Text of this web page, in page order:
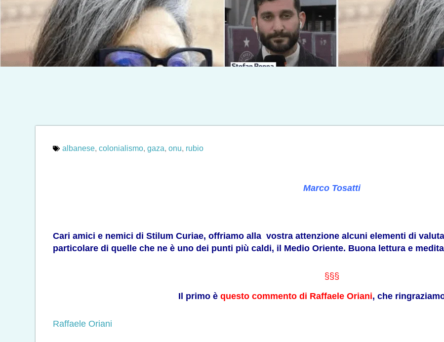
albanese, colonialismo, gaza, onu, rubio
Marco Tosatti
Cari amici e nemici di Stilum Curiae, offriamo alla vostra attenzione alcuni elementi di
particolare di quelle che ne è uno dei punti più caldi, il Medio Oriente. Buona lettura e
§§§
Il primo è questo commento di Raffaele Oriani, che
Raffaele Oriani